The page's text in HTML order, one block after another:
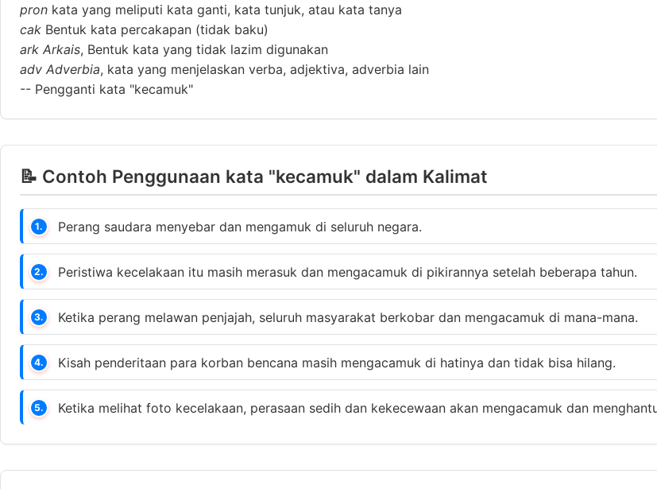
pron kata yang meliputi kata ganti, kata tunjuk, atau kata tanya
cak Bentuk kata percakapan (tidak baku)
ark Arkais, Bentuk kata yang tidak lazim digunakan
adv Adverbia, kata yang menjelaskan verba, adjektiva, adverbia lain
-- Pengganti kata "kecamuk"
📝 Contoh Penggunaan kata "kecamuk" dalam Kalimat
1. Perang saudara menyebar dan mengamuk di seluruh negara.
2. Peristiwa kecelakaan itu masih merasuk dan mengacamuk di pikirannya setelah beberapa tahun.
3. Ketika perang melawan penjajah, seluruh masyarakat berkobar dan mengacamuk di mana-mana.
4. Kisah penderitaan para korban bencana masih mengacamuk di hatinya dan tidak bisa hilang.
5. Ketika melihat foto kecelakaan, perasaan sedih dan kekecewaan akan mengacamuk dan